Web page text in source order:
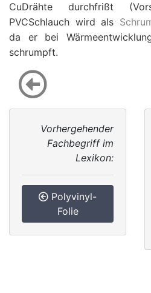
CuDrähte durchfrißt
PVCSchlauch wird als
da er bei
schrumpft.
Vorhergehender
Fachbegriff im
Lexikon:
Polyvinyl-
Folie